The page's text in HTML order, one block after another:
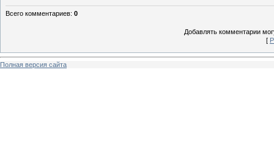
Всего комментариев: 0
Добавлять комментарии
[
Полная версия сайта